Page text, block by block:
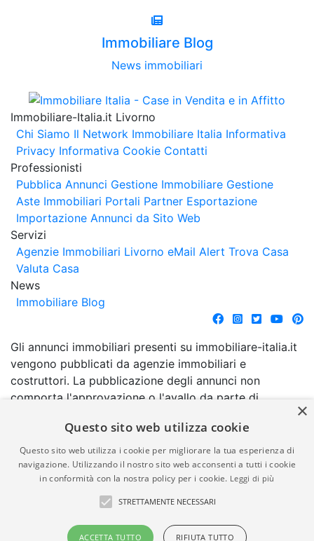
Immobiliare Blog
News immobiliari
Immobiliare-Italia.it Livorno
Chi Siamo Il Network Immobiliare Italia Informativa
Privacy Informativa Cookie Contatti
Professionisti
Pubblica Annunci Gestione Immobiliare Gestione
Aste Immobiliari Portali Partner Esportazione
Importazione Annunci da Sito Web
Servizi
Agenzie Immobiliari Livorno eMail Alert Trova Casa
Valuta Casa
News
Immobiliare Blog
Gli annunci immobiliari presenti su immobiliare-italia.it
vengono pubblicati da agenzie immobiliari e
costruttori. La pubblicazione degli annunci non
comporta l'approvazione o l'avallo da parte di
garanzia da parte di quest'ultima. immobiliare-italia.it
quindi non è responsabile della veridicità, della
correttezza, della completezza, della normativa in
materia di privacy e/o di alcun altro aspetto dei
suddetti annunci.
© Copyright 2007 - 2026
Powered by
×
Questo sito web utilizza cookie
Questo sito web utilizza i cookie per migliorare la tua esperienza di
navigazione. Utilizzando il nostro sito web acconsenti a tutti i cookie
in conformità con la nostra policy per i cookie. Leggi di più
STRETTAMENTE NECESSARI
ACCETTA TUTTO RIFIUTA TUTTO